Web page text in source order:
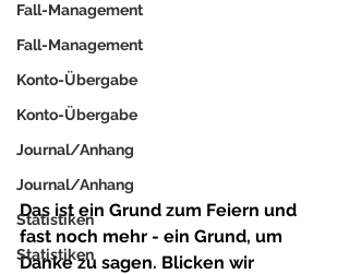
Fall-Management
Fall-Management
Konto-Übergabe
Konto-Übergabe
Journal/Anhang
Journal/Anhang
Statistiken
Statistiken
Das ist ein Grund zum Feiern und
fast noch mehr - ein Grund, um
Danke zu sagen. Blicken wir